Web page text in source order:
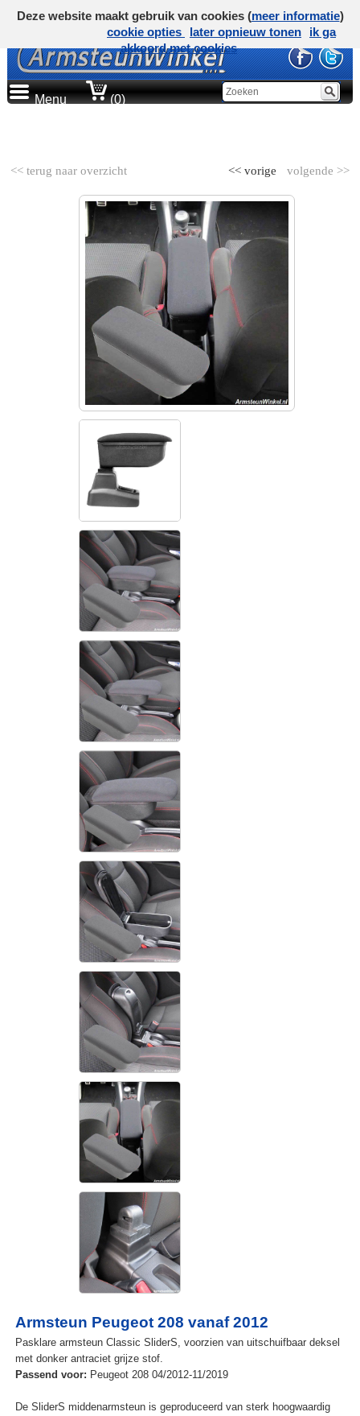
Menu (0)
<< terug naar overzicht volgende >>
<< vorige
Armsteun Peugeot 208 vanaf 2012
Pasklare armsteun Classic SliderS, voorzien van uitschuifbaar deksel
met donker antraciet grijze stof.
Passend voor: Peugeot 208 04/2012-11/2019
De SliderS middenarmsteun is geproduceerd van sterk hoogwaardig
Deze website maakt gebruik van cookies (meer informatie)
cookie opties
later opnieuw tonen
ik ga
akkoord met cookies